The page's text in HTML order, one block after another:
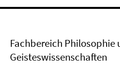
Fachbereich Philosophie
Geisteswissenschaften